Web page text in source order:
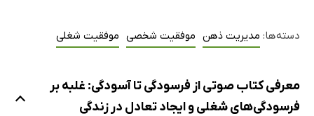
دسته‌ها: مدیریت ذهن موفقیت شخصی موفقیت شغلی
معرفی کتاب صوتی از فرسودگی تا آسودگی: غلبه بر
فرسودگی‌های شغلی و ایجاد تعادل در زندگی